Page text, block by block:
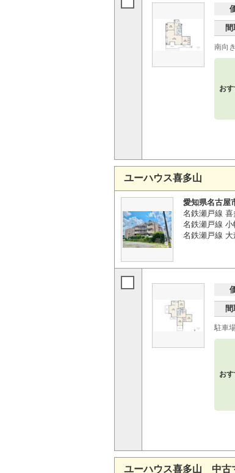
間
南向き
お
ユーハウス喜多山
愛知県名古屋
名鉄瀬戸線
名鉄瀬戸線
名鉄瀬戸線
間
駐車
お
ユーハウス喜多山 中古